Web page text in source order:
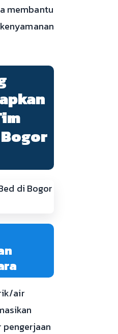
membantu
air
pengerjaan